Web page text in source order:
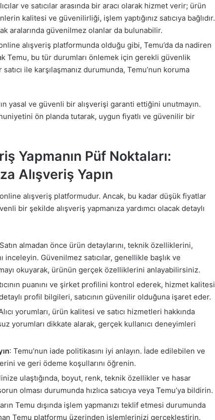
ve satıcılar arasında bir aracı olarak hizmet verir; ürün
kalitesi ve güvenilirliği, işlem yaptığınız satıcıya bağlıdır.
aralarında güvenilmez olanlar da bulunabilir.
alışveriş platformunda olduğu gibi, Temu’da da nadiren
Temu, bu tür durumları önlemek için gerekli güvenlik
ile karşılaşmanız durumunda, Temu’nun koruma
yasal ve güvenli bir alışverişi garanti ettiğini unutmayın.
ön planda tutarak, uygun fiyatlı ve güvenilir bir
Yapmanın Püf Noktaları:
Alışveriş Yapın
alışveriş platformudur. Ancak, bu kadar düşük fiyatlar
bir şekilde alışveriş yapmanıza yardımcı olacak detaylı
almadan önce ürün detaylarını, teknik özelliklerini,
inceleyin. Güvenilmez satıcılar, genellikle başlık ve
okuyarak, ürünün gerçek özelliklerini anlayabilirsiniz.
puanını ve şirket profilini kontrol ederek, hizmet kalitesi
profil bilgileri, satıcının güvenilir olduğuna işaret eder.
yorumları, ürün kalitesi ve satıcı hizmetleri hakkında
yorumları dikkate alarak, gerçek kullanıcı deneyimleri
: Temu’nun iade politikasını iyi anlayın. İade edilebilen ve
ve geri ödeme koşullarını öğrenin.
ulaştığında, boyut, renk, teknik özellikler ve hasar
olması durumunda hızlıca satıcıya veya Temu’ya bildirin.
Temu dışında işlem yapmanızı teklif etmesi durumunda
Temu platformu üzerinden işlemlerinizi gerçekleştirin.